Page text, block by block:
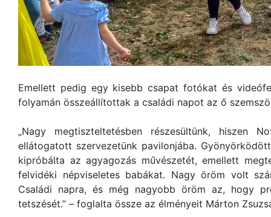
Emellett pedig egy kisebb csapat fotókat és
folyamán összeállítottak a családi napot az ő
„Nagy megtiszteltetésben részesültünk, hiszen
ellátogatott szervezetünk pavilonjába.
kipróbálta az agyagozás művészetét, emellett
felvidéki népviseletes babákat. Nagy öröm volt
Családi napra, és még nagyobb öröm az, hogy
tetszését.” – foglalta össze az élményeit Márton